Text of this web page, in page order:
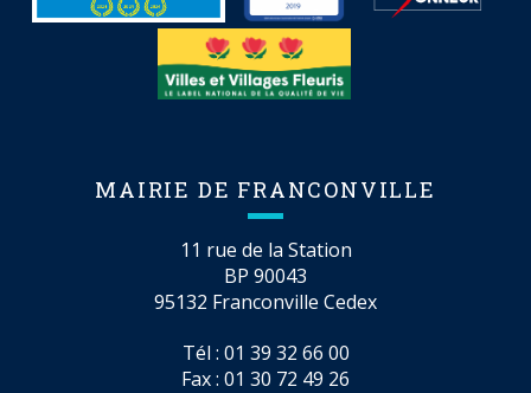
MAIRIE DE FRANCONVILLE
11 rue de la Station
BP 90043
95132 Franconville Cedex
Tél : 01 39 32 66 00
Fax : 01 30 72 49 26